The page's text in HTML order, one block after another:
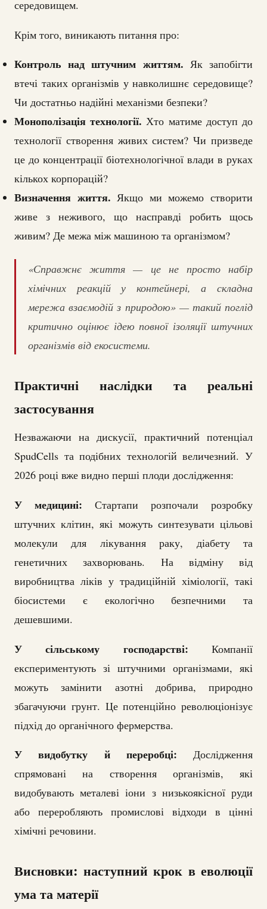
середовищем.
Крім того, виникають питання про:
Контроль над штучним життям. Як запобігти
втечі таких організмів у навколишнє середовище?
Чи достатньо надійні механізми безпеки?
Монополізація технології. Хто матиме доступ до
технології створення живих систем? Чи призведе
це до концентрації біотехнологічної влади в руках
кількох корпорацій?
Визначення життя. Якщо ми можемо створити
живе з неживого, що насправді робить щось
живим? Де межа між машиною та організмом?
«Справжнє життя — це не просто набір
хімічних реакцій у контейнері, а складна
мережа взаємодій з природою» — такий поглід
критично оцінює ідею повної ізоляції штучних
організмів від екосистеми.
Практичні наслідки та реальні
застосування
Незважаючи на дискусії, практичний потенціал
SpudCells та подібних технологій величезний. У
2026 році вже видно перші плоди дослідження:
У медицині: Стартапи розпочали розробку
штучних клітин, які можуть синтезувати цільові
молекули для лікування раку, діабету та
генетичних захворювань. На відміну від
виробництва ліків у традиційній хіміології, такі
біосистеми є екологічно безпечними та
дешевшими.
У сільському господарстві: Компанії
експериментують зі штучними організмами, які
можуть замінити азотні добрива, природно
збагачуючи грунт. Це потенційно революціонізує
підхід до органічного фермерства.
У видобутку й переробці: Дослідження
спрямовані на створення організмів, які
видобувають металеві іони з низькоякісної руди
або переробляють промислові відходи в цінні
хімічні речовини.
Висновки: наступний крок в еволюції
ума та матерії